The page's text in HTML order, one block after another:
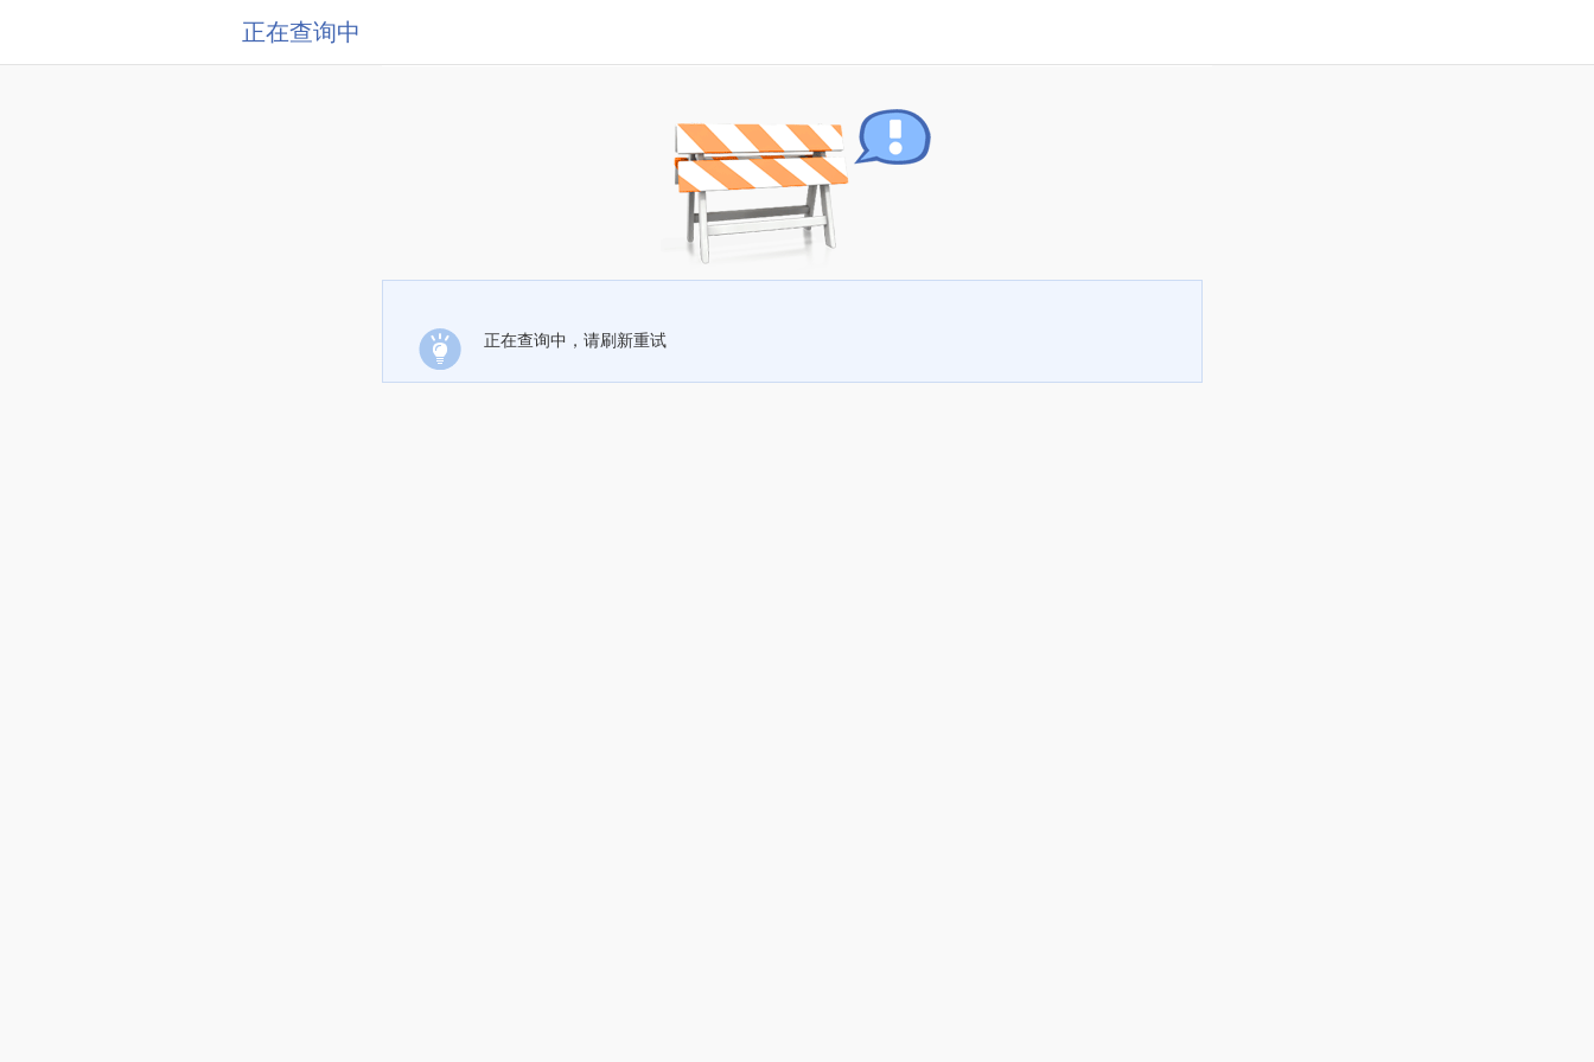
正在查询中
正在查询中，请刷新重试